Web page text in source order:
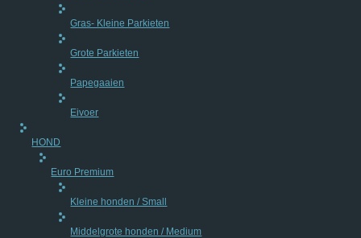
Gras- Kleine Parkieten
Grote Parkieten
Papegaaien
Eivoer
HOND
Euro Premium
Kleine honden / Small
Middelgrote honden / Medium